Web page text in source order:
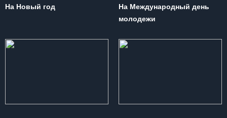
На Новый год
На Международный день
молодежи